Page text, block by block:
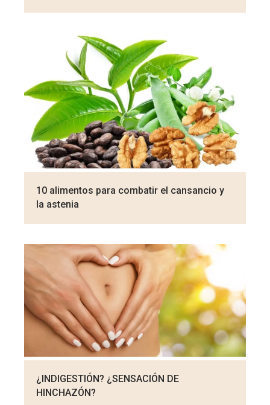
10 alimentos para combatir el cansancio y
la astenia
¿INDIGESTIÓN? ¿SENSACIÓN DE
HINCHAZÓN?